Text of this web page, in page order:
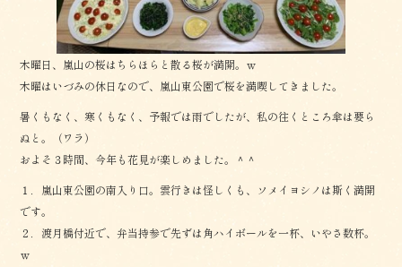
木曜日、嵐山の桜はちらほらと散る桜が満開。ｗ
木曜はいづみの休日なので、嵐山東公園で桜を満喫してきました。
暑くもなく、寒くもなく、予報では雨でしたが、私の往くところ傘は要ら
ぬと。（ワラ）
およそ３時間、今年も花見が楽しめました。＾＾
１．嵐山東公園の南入り口。雲行きは怪しくも、ソメイヨシノは斯く満開
です。
２．渡月橋付近で、弁当持参で先ずは角ハイボールを一杯、いやさ数杯。
ｗ